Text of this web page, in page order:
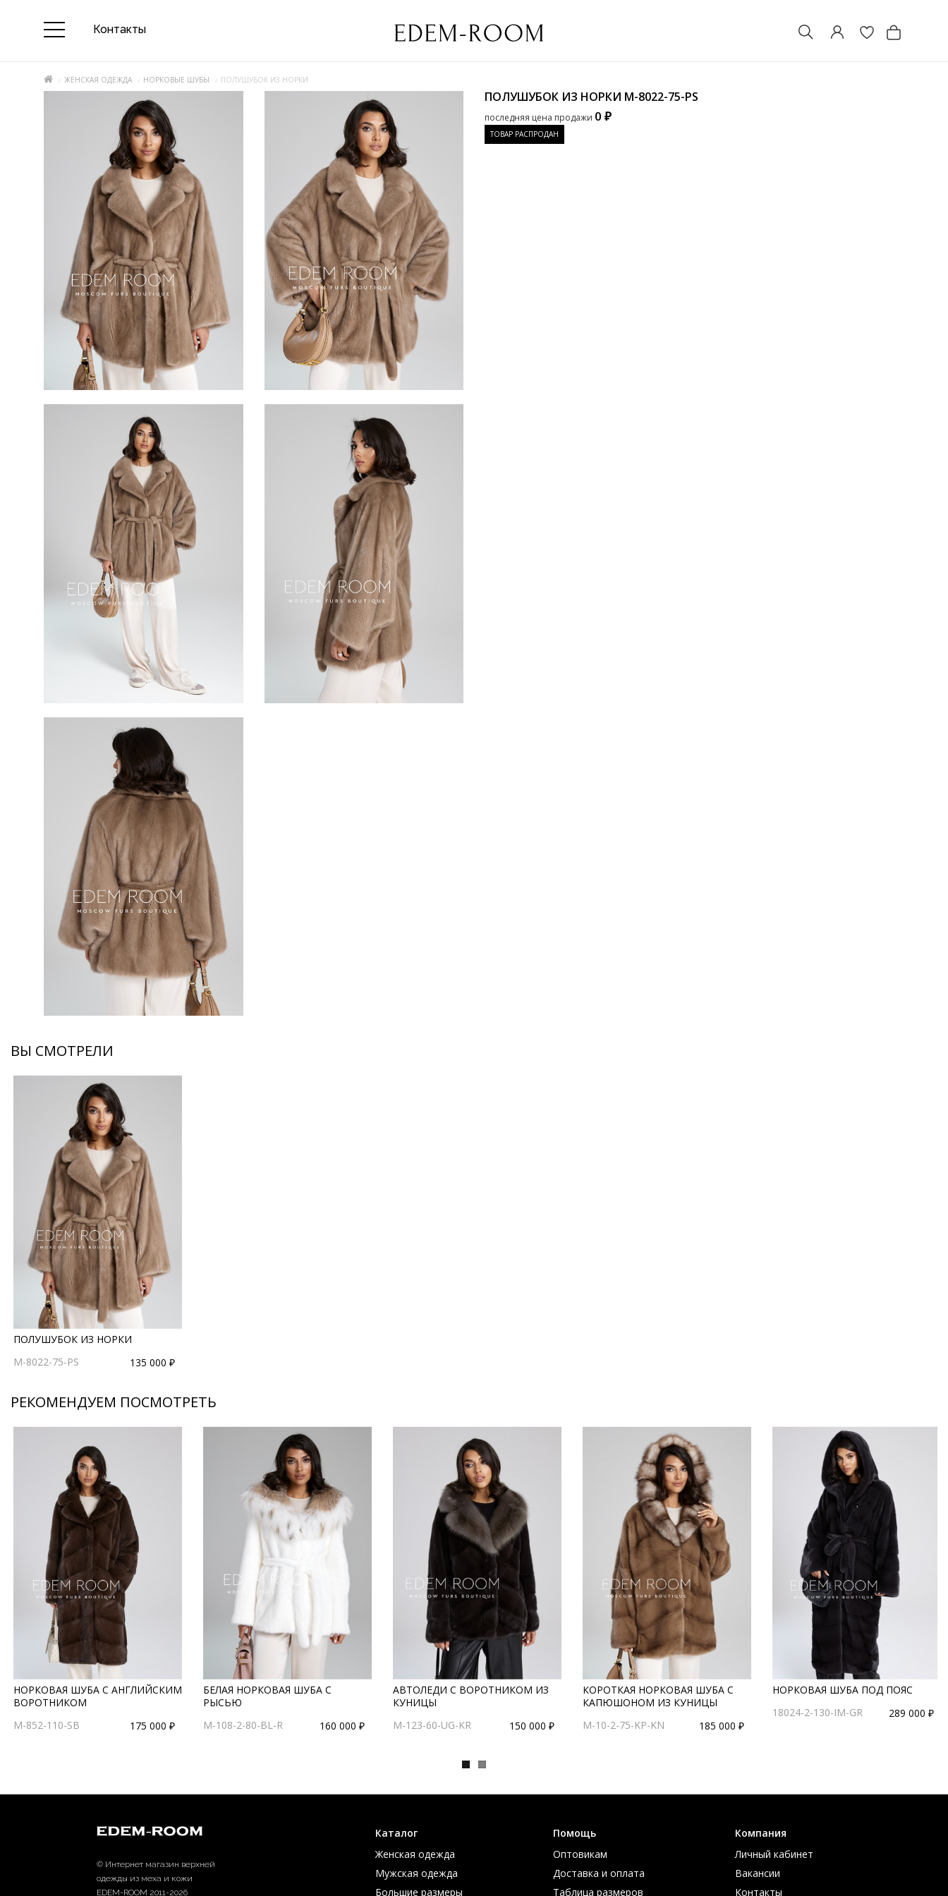
Контакты
ЖЕНСКАЯ ОДЕЖДА НОРКОВЫЕ ШУБЫ ПОЛУШУБОК ИЗ НОРКИ
ПОЛУШУБОК ИЗ НОРКИ M-8022-75-PS
последняя цена продажи 0 ₽
ТОВАР РАСПРОДАН
ВЫ СМОТРЕЛИ
ПОЛУШУБОК ИЗ НОРКИ
M-8022-75-PS
135 000 ₽
РЕКОМЕНДУЕМ ПОСМОТРЕТЬ
НОРКОВАЯ ШУБА С АНГЛИЙСКИМ
ВОРОТНИКОМ
M-852-110-SB
175 000 ₽
БЕЛАЯ НОРКОВАЯ ШУБА С
РЫСЬЮ
M-108-2-80-BL-R
160 000 ₽
АВТОЛЕДИ С ВОРОТНИКОМ ИЗ
КУНИЦЫ
M-123-60-UG-KR
150 000 ₽
КОРОТКАЯ НОРКОВАЯ ШУБА С
КАПЮШОНОМ ИЗ КУНИЦЫ
M-10-2-75-KP-KN
185 000 ₽
НОРКОВАЯ ШУБА ПОД ПОЯС
18024-2-130-IM-GR
289 000 ₽
© Интернет магазин верхней
одежды из меха и кожи
EDEM-ROOM 2011-2026
Каталог
Женская одежда
Мужская одежда
Большие размеры
Помощь
Оптовикам
Доставка и оплата
Таблица размеров
Компания
Личный кабинет
Вакансии
Контакты